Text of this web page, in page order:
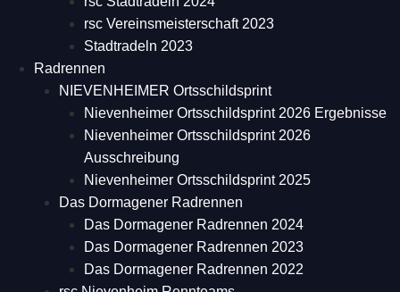
rsc Vereinsmeisterschaft 2023
Stadtradeln 2023
Radrennen
NIEVENHEIMER Ortsschildsprint
Nievenheimer Ortsschildsprint 2026 Ergebnisse
Nievenheimer Ortsschildsprint 2026
Ausschreibung
Nievenheimer Ortsschildsprint 2025
Das Dormagener Radrennen
Das Dormagener Radrennen 2024
Das Dormagener Radrennen 2023
Das Dormagener Radrennen 2022